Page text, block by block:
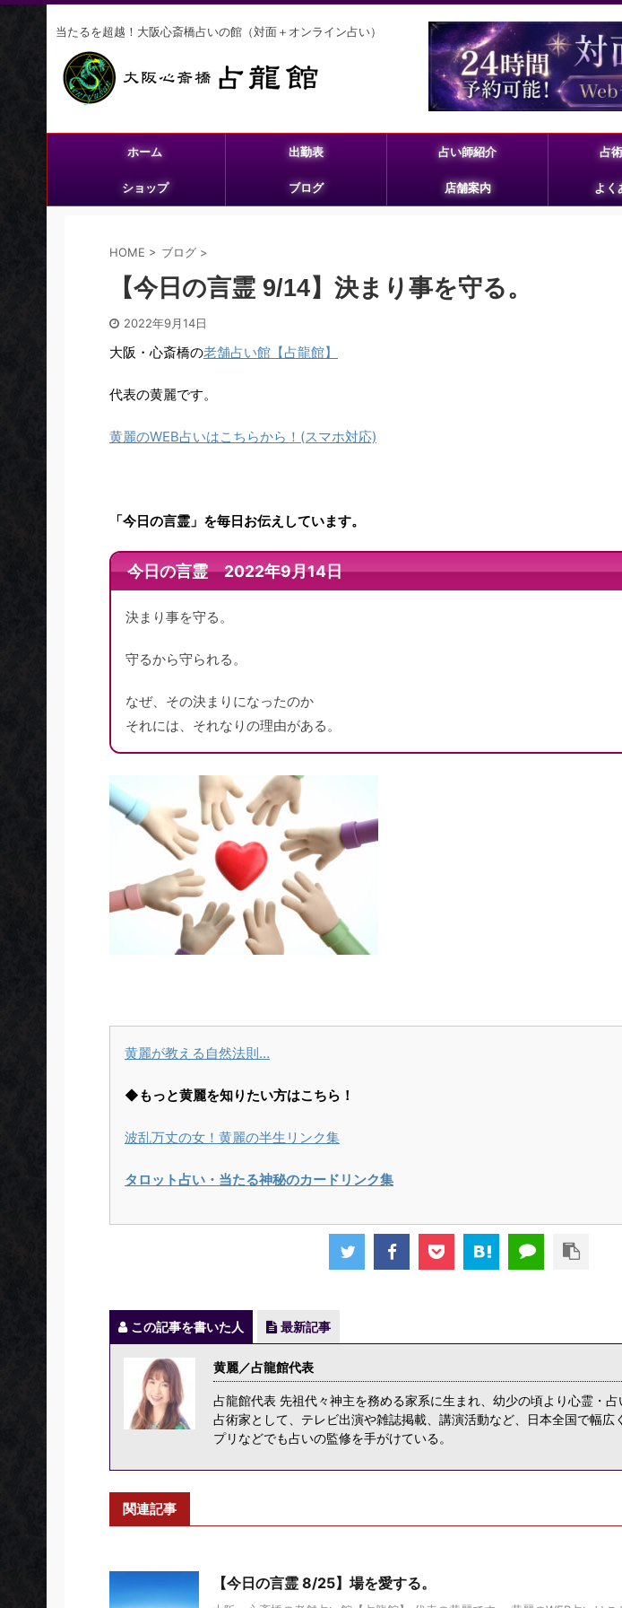
当たるを超越！大阪心斎橋占いの館（対面＋オンライン占い）
ホーム 出勤表 占い師紹介 占
ショップ ブログ 店舗案内 よく
HOME > ブログ >
【今日の言霊 9/14】決まり事を守る。
2022年9月14日
大阪・心斎橋の老舗占い館【占龍館】
代表の黄麗です。
黄麗のWEB占いはこちらから！(スマホ対応)
「今日の言霊」を毎日お伝えしています。
今日の言霊 2022年9月14日
決まり事を守る。
守るから守られる。
なぜ、その決まりになったのか
それには、それなりの理由がある。
黄麗が教える自然法則…
◆もっと黄麗を知りたい方はこちら！
波乱万丈の女！黄麗の半生リンク集
タロット占い・当たる神秘のカードリンク集
この記事を書いた人 最新記事
黄麗／占龍館代表
占龍館代表 先祖代々神主を務める家系に生まれ、幼少の頃より心霊・占
占術家として、テレビ出演や雑誌掲載、講演活動など、日本全国で幅広
プリなどでも占いの監修を手がけている。
関連記事
【今日の言霊 8/25】場を愛する。